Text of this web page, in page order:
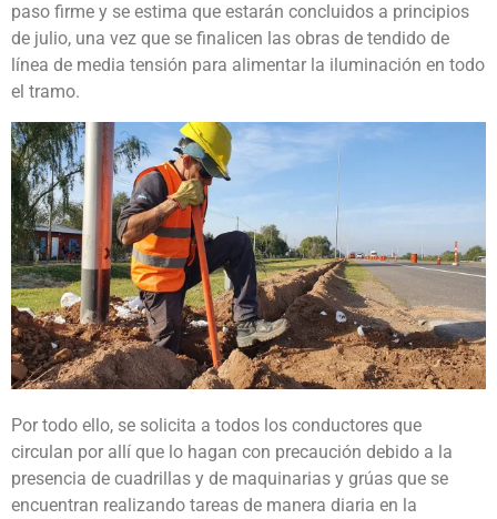
paso firme y se estima que estarán concluidos a principios
de julio, una vez que se finalicen las obras de tendido de
línea de media tensión para alimentar la iluminación en todo
el tramo.
Por todo ello, se solicita a todos los conductores que
circulan por allí que lo hagan con precaución debido a la
presencia de cuadrillas y de maquinarias y grúas que se
encuentran realizando tareas de manera diaria en la